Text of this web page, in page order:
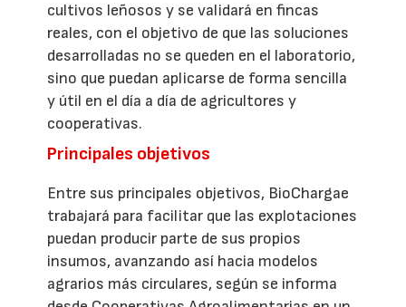
cultivos leñosos y se validará en fincas
reales, con el objetivo de que las soluciones
desarrolladas no se queden en el laboratorio,
sino que puedan aplicarse de forma sencilla
y útil en el día a día de agricultores y
cooperativas.
Principales objetivos
Entre sus principales objetivos, BioChargae
trabajará para facilitar que las explotaciones
puedan producir parte de sus propios
insumos, avanzando así hacia modelos
agrarios más circulares, según se informa